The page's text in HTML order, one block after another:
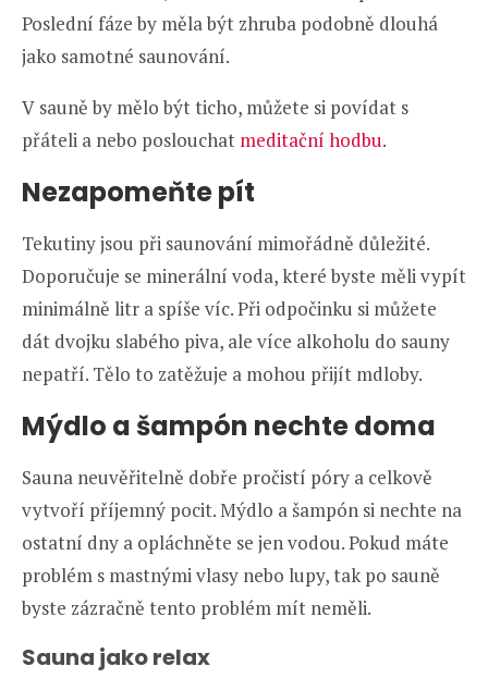
Poslední fáze by měla být zhruba podobně dlouhá
jako samotné saunování.
V sauně by mělo být ticho, můžete si povídat s
přáteli a nebo poslouchat meditační hodbu.
Nezapomeňte pít
Tekutiny jsou při saunování mimořádně důležité.
Doporučuje se minerální voda, které byste měli vypít
minimálně litr a spíše víc. Při odpočinku si můžete
dát dvojku slabého piva, ale více alkoholu do sauny
nepatří. Tělo to zatěžuje a mohou přijít mdloby.
Mýdlo a šampón nechte doma
Sauna neuvěřitelně dobře pročistí póry a celkově
vytvoří příjemný pocit. Mýdlo a šampón si nechte na
ostatní dny a opláchněte se jen vodou. Pokud máte
problém s mastnými vlasy nebo lupy, tak po sauně
byste zázračně tento problém mít neměli.
Sauna jako relax